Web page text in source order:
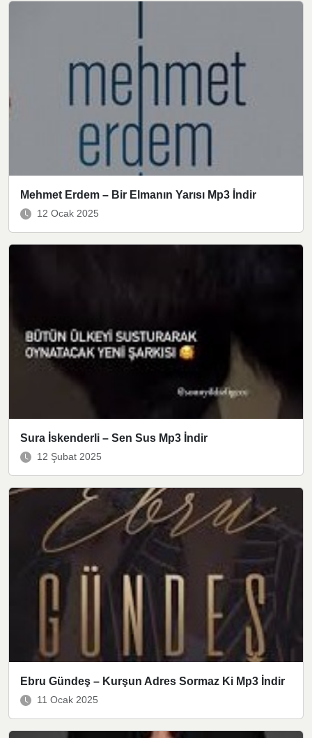
Mehmet Erdem – Bir Elmanın Yarısı Mp3 İndir
12 Ocak 2025
Sura İskenderli – Sen Sus Mp3 İndir
12 Şubat 2025
Ebru Gündeş – Kurşun Adres Sormaz Ki Mp3 İndir
11 Ocak 2025